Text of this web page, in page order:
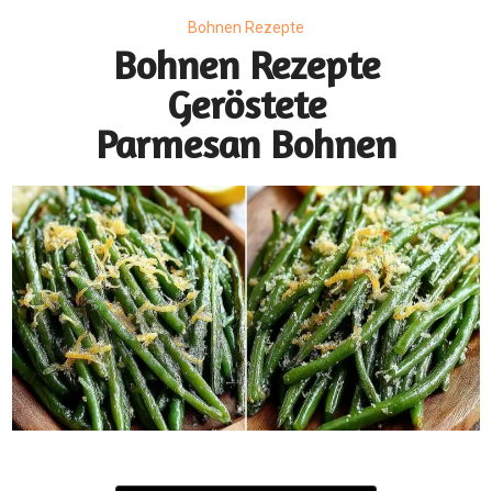
Bohnen Rezepte
Bohnen Rezepte
Geröstete
Parmesan Bohnen